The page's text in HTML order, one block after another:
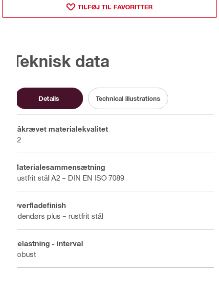
TILFØJ TIL FAVORITTER
Teknisk data
Details Technical illustrations
Påkrævet materialekvalitet
A2
Materialesammensætning
Rustfrit stål A2 – DIN EN ISO 7089
Overfladefinish
Udendørs plus – rustfrit stål
Belastning - interval
Robust